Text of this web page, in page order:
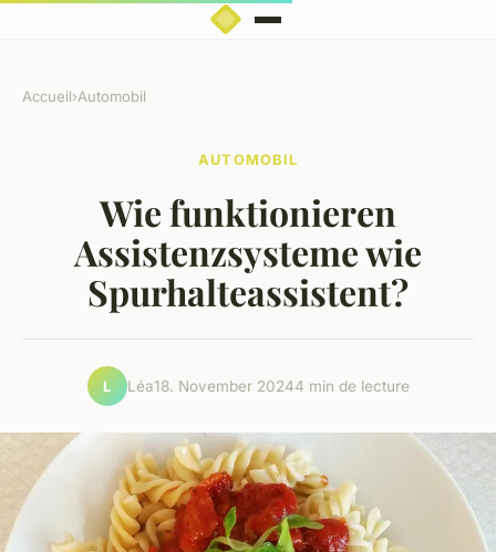
Accueil›Automobil
AUTOMOBIL
Wie funktionieren
Assistenzsysteme wie
Spurhalteassistent?
L Léa18. November 20244 min de lecture